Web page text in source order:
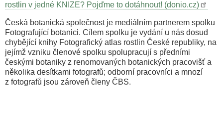
rostlin v jedné KNIZE? Pojďme to dotáhnout! (donio.cz)
Česká botanická společnost je mediálním partnerem spolku
Fotografující botanici. Cílem spolku je vydání u nás dosud
chybějící knihy Fotografický atlas rostlin České republiky, na
jejímž vzniku členové spolku spolupracují s předními
českými botaniky z renomovaných botanických pracovišť a
několika desítkami fotografů; odborní pracovníci a mnozí
z fotografů jsou zároveň členy ČBS.